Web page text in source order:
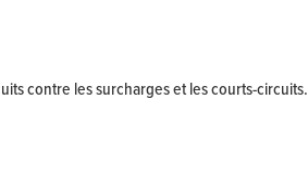
contre les surcharges et les courts-circuits.